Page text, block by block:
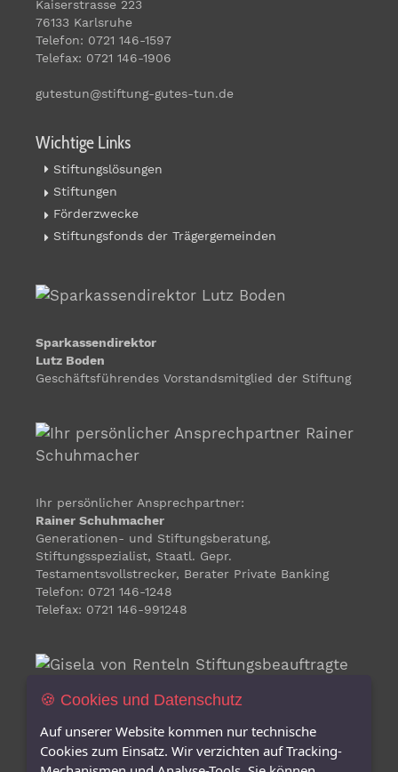
Kaiserstrasse 223
76133 Karlsruhe
Telefon: 0721 146-1597
Telefax: 0721 146-1906
gutestun@stiftung-gutes-tun.de
Wichtige Links
Stiftungslösungen
Stiftungen
Förderzwecke
Stiftungsfonds der Trägergemeinden
Sparkassendirektor
Lutz Boden
Geschäftsführendes Vorstandsmitglied der Stiftung
Ihr persönlicher Ansprechpartner:
Rainer Schuhmacher
Generationen- und Stiftungsberatung,
Stiftungsspezialist, Staatl. Gepr.
Testamentsvollstrecker, Berater Private Banking
Telefon: 0721 146-1248
Telefax: 0721 146-991248
Gisela von Renteln
Stiftungsbeauftragte für
🍪 Cookies und Datenschutz
Auf unserer Website kommen nur technische
Cookies zum Einsatz. Wir verzichten auf Tracking-